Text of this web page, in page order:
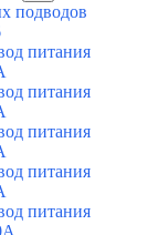
подводов
питания
питания
питания
питания
питания